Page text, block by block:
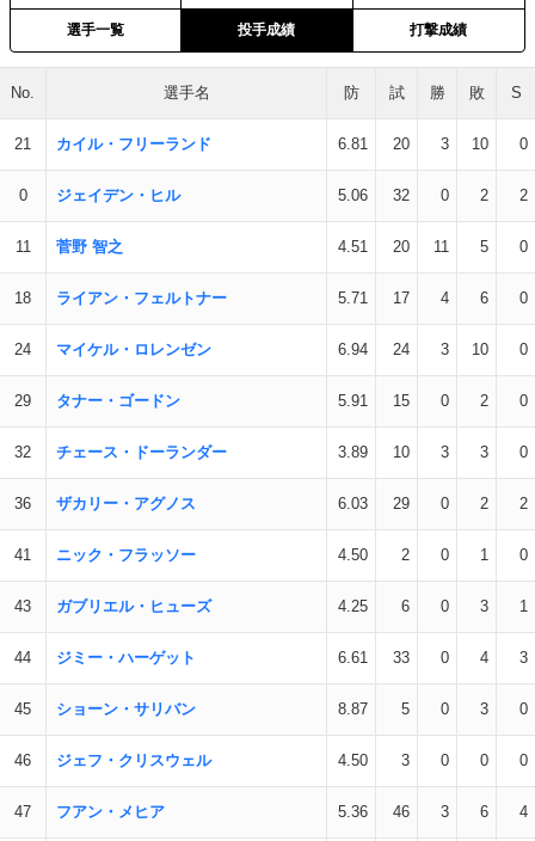
選手一覧 投手成績 打撃成績
No. 選手名 防 試 勝 敗 S
21 カイル・フリーランド 6.81 20 3 10 0
0 ジェイデン・ヒル 5.06 32 0 2 2
11 菅野 智之 4.51 20 11 5 0
18 ライアン・フェルトナー 5.71 17 4 6 0
24 マイケル・ロレンゼン 6.94 24 3 10 0
29 タナー・ゴードン 5.91 15 0 2 0
32 チェース・ドーランダー 3.89 10 3 3 0
36 ザカリー・アグノス 6.03 29 0 2 2
41 ニック・フラッソー 4.50 2 0 1 0
43 ガブリエル・ヒューズ 4.25 6 0 3 1
44 ジミー・ハーゲット 6.61 33 0 4 3
45 ショーン・サリバン 8.87 5 0 3 0
46 ジェフ・クリスウェル 4.50 3 0 0 0
47 フアン・メヒア 5.36 46 3 6 4